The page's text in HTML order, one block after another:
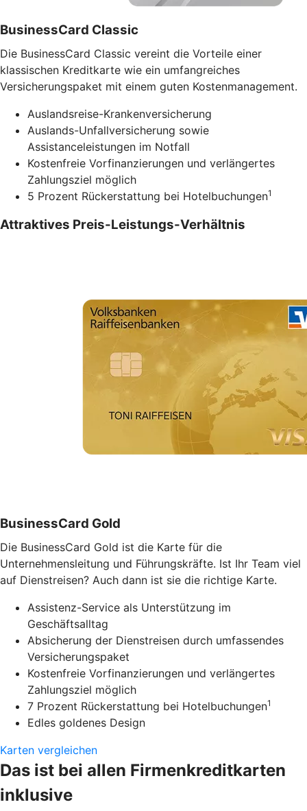
BusinessCard Classic
Die BusinessCard Classic vereint die Vorteile einer
klassischen Kreditkarte wie ein umfangreiches
Versicherungspaket mit einem guten Kostenmanagement.
Auslandsreise-Krankenversicherung
Auslands-Unfallversicherung sowie
Assistanceleistungen im Notfall
Kostenfreie Vorfinanzierungen und verlängertes
Zahlungsziel möglich
5 Prozent Rückerstattung bei Hotelbuchungen1
Attraktives Preis-Leistungs-Verhältnis
BusinessCard Gold
Die BusinessCard Gold ist die Karte für die
Unternehmensleitung und Führungskräfte. Ist Ihr Team viel
auf Dienstreisen? Auch dann ist sie die richtige Karte.
Assistenz-Service als Unterstützung im
Geschäftsalltag
Absicherung der Dienstreisen durch umfassendes
Versicherungspaket
Kostenfreie Vorfinanzierungen und verlängertes
Zahlungsziel möglich
7 Prozent Rückerstattung bei Hotelbuchungen1
Edles goldenes Design
Karten vergleichen
Das ist bei allen Firmenkreditkarten
inklusive